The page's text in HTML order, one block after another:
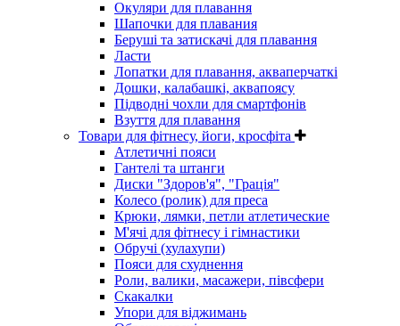
Окуляри для плавання
Шапочки для плавания
Беруші та затискачі для плавання
Ласти
Лопатки для плавання, акваперчаткі
Дошки, калабашкі, аквапоясу
Підводні чохли для смартфонів
Взуття для плавання
Товари для фітнесу, йоги, кросфіта
Атлетичні пояси
Гантелі та штанги
Диски "Здоров'я", "Грація"
Колесо (ролик) для преса
Крюки, лямки, петли атлетические
М'ячі для фітнесу і гімнастики
Обручі (хулахупи)
Пояси для схуднення
Роли, валики, масажери, півсфери
Скакалки
Упори для віджимань